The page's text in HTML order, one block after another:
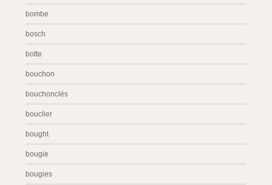
bombe
bosch
botte
bouchon
bouchonclés
bouclier
bought
bougie
bougies